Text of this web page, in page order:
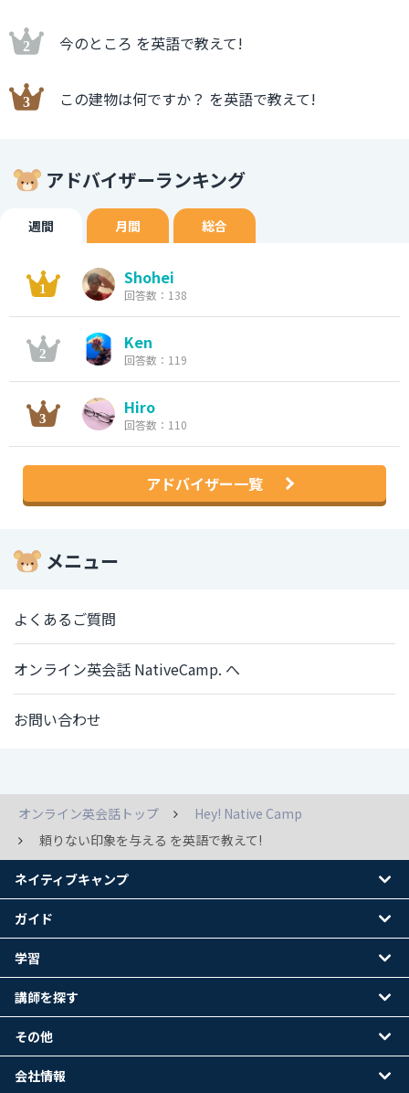
今のところ を英語で教えて!
この建物は何ですか？ を英語で教えて!
アドバイザーランキング
週間 月間 総合
Shohei
回答数：138
Ken
回答数：119
Hiro
回答数：110
アドバイザー一覧
メニュー
よくあるご質問
オンライン英会話 NativeCamp. へ
お問い合わせ
オンライン英会話トップ
Hey! Native Camp
頼りない印象を与える を英語で教えて!
ネイティブキャンプ
ガイド
学習
講師を探す
その他
会社情報